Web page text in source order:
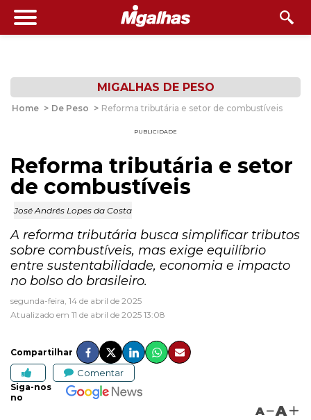
MIGALHAS DE PESO
Home > De Peso > Reforma tributária e setor de combustíveis
PUBLICIDADE
Reforma tributária e setor
de combustíveis
José Andrés Lopes da Costa
A reforma tributária busca simplificar tributos
sobre combustíveis, mas exige equilíbrio
entre sustentabilidade, economia e impacto
no bolso do brasileiro.
segunda-feira, 14 de abril de 2025
Atualizado em 11 de abril de 2025 13:08
Compartilhar
Comentar
Siga-nos
no
A A